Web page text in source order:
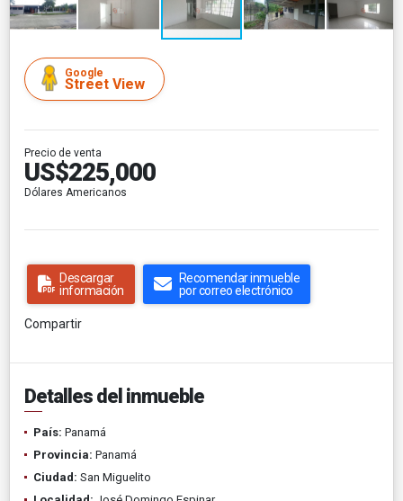
Google
Street View
Precio de venta
US$225,000
Dólares Americanos
Descargar
información
Recomendar inmueble
por correo electrónico
Compartir
Detalles del inmueble
País: Panamá
Provincia: Panamá
Ciudad: San Miguelito